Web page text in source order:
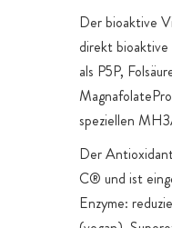
Der bioaktive
direkt
als P5P,
speziellen
Der
C® und ist
Enzyme: